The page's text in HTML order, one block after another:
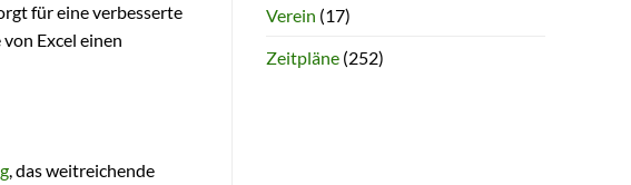
für eine verbesserte
Excel einen
, das weitreichende
Verein (17)
Zeitpläne(252)